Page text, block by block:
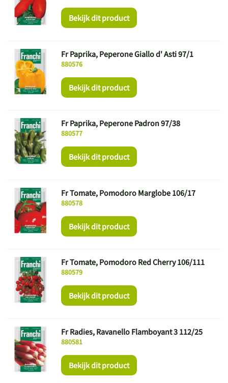
Bekijk dit product
880576
Fr Paprika, Peperone Giallo d' Asti 97/1
Bekijk dit product
880577
Fr Paprika, Peperone Padron 97/38
Bekijk dit product
880578
Fr Tomate, Pomodoro Marglobe 106/17
Bekijk dit product
880579
Fr Tomate, Pomodoro Red Cherry 106/111
Bekijk dit product
880581
Fr Radies, Ravanello Flamboyant 3 112/25
Bekijk dit product